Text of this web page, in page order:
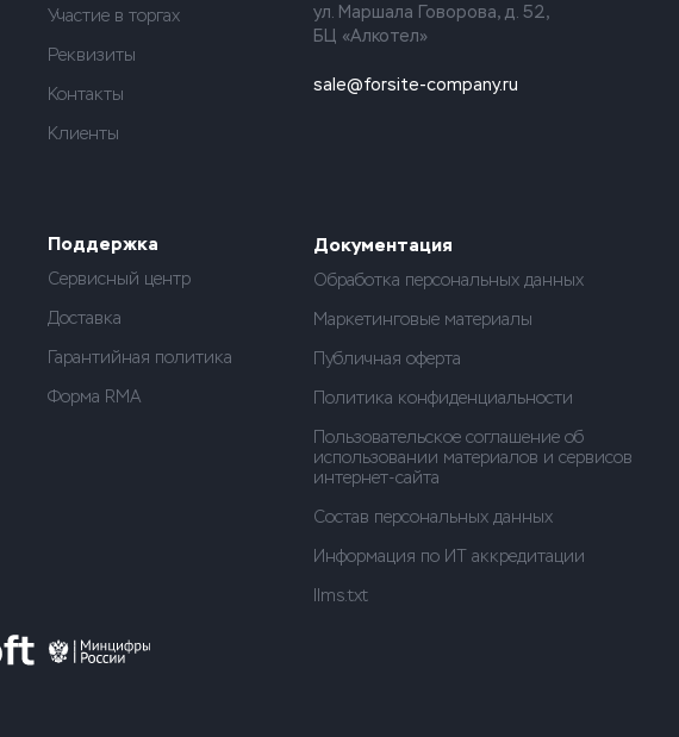
Участие в торгах
Реквизиты
Контакты
Клиенты
Поддержка
Сервисный центр
Доставка
Гарантийная политика
Форма RMA
ул. Маршала Говорова, д. 52,
БЦ «Алкотел»
sale@forsite-company.ru
Документация
Обработка персональных данных
Маркетинговые материалы
Публичная оферта
Политика конфиденциальности
Пользовательское соглашение об
использовании материалов и сервисов
интернет-сайта
Состав персональных данных
Информация по ИТ аккредитации
llms.txt